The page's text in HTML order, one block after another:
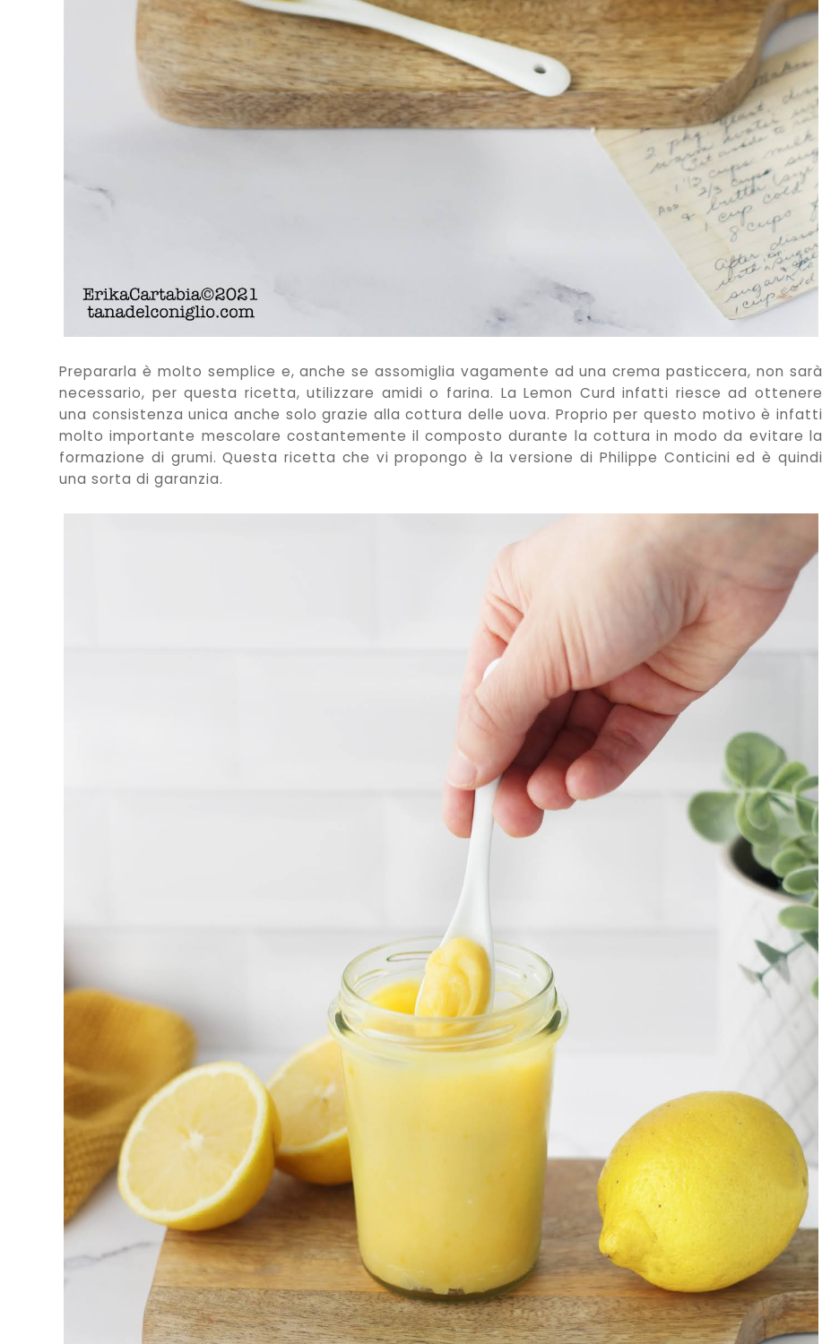
Prepararla è molto semplice e, anche se assomiglia vagamente ad una crema pasticcera, non sarà
necessario, per questa ricetta, utilizzare amidi o farina. La Lemon Curd infatti riesce ad ottenere
una consistenza unica anche solo grazie alla cottura delle uova. Proprio per questo motivo è infatti
molto importante mescolare costantemente il composto durante la cottura in modo da evitare la
formazione di grumi. Questa ricetta che vi propongo è la versione di Philippe Conticini ed è quindi
una sorta di garanzia.